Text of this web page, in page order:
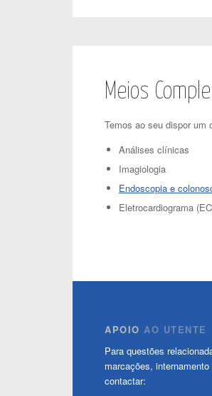
Meios
Temos ao seu dispor um
Análises clínicas
Imagiologia
Endoscopia e
Eletrocardiograma
APOIO AO UTENTE
Para questões
marcações,
contactar: